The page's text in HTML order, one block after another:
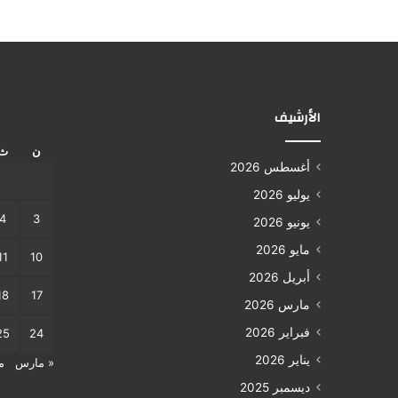
الأرشيف
أغسطس 2026
يوليو 2026
يونيو 2026
مايو 2026
أبريل 2026
مارس 2026
فبراير 2026
يناير 2026
ديسمبر 2025
ن
3
4
10
17
24
« مارس